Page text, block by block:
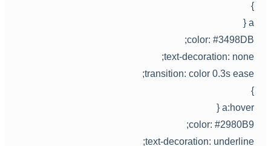
color: #3498DB;
text-decoration: none;
transition: color 0.3s ease;
a:hover {
color: #2980B9;
text-decoration: underline;